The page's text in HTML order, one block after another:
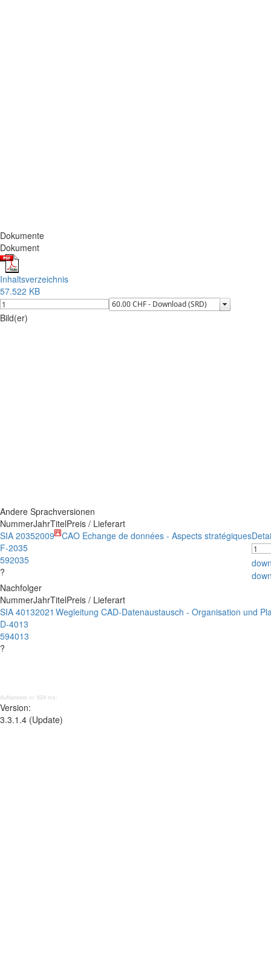
Dokumente
Dokument
Inhaltsverzeichnis
57.522 KB
Bild(er)
Andere Sprachversionen
NummerJahrTitelPreis / Lieferart
SIA 2035
F-2035
592035
?
2009 CAO Echange de données - Aspects stratégiques
Nachfolger
NummerJahrTitelPreis / Lieferart
SIA 4013
D-4013
594013
?
2021 Wegleitung CAD-Datenaustausch - Organisation und
Aufbereitet in: 624 ms;
Version:
3.3.1.4 (Update)